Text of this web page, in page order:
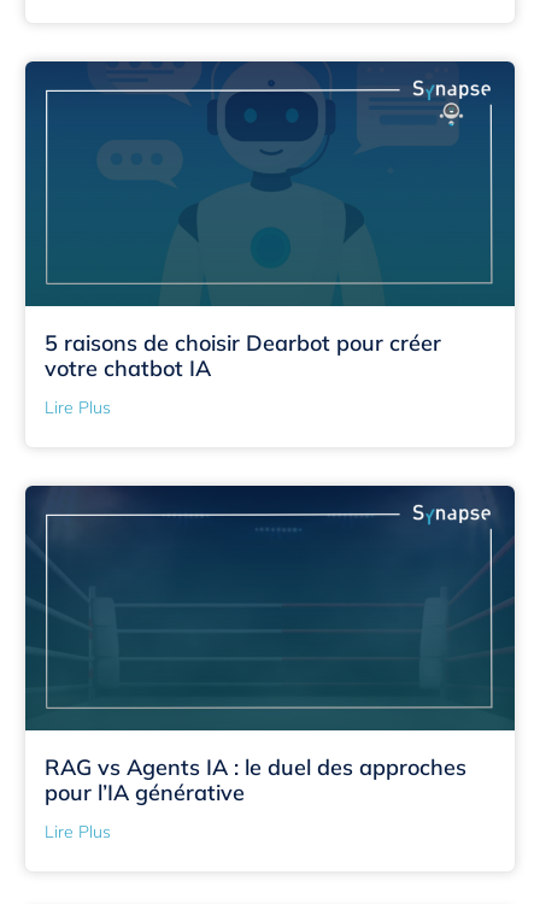
5 raisons de choisir Dearbot pour créer
votre chatbot IA
Lire Plus
RAG vs Agents IA : le duel des approches
pour l’IA générative
Lire Plus